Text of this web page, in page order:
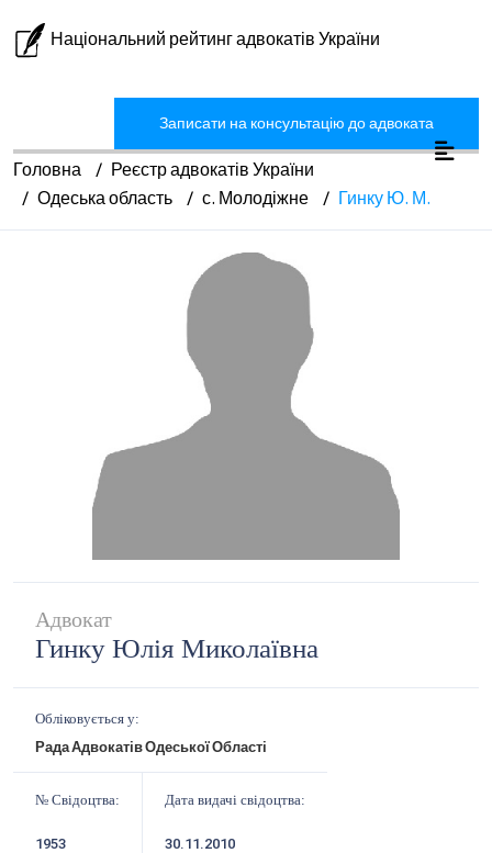
Національний рейтинг адвокатів України
Записати на консультацію до адвоката
Головна
Реєстр адвокатів України
Одеська область
с. Молодіжне Гинку Ю. М.
Адвокат
Гинку Юлія Миколаївна
Обліковується у:
Рада Адвокатів Одеської Області
№ Свідоцтва:
1953
Дата видачі свідоцтва:
30.11.2010